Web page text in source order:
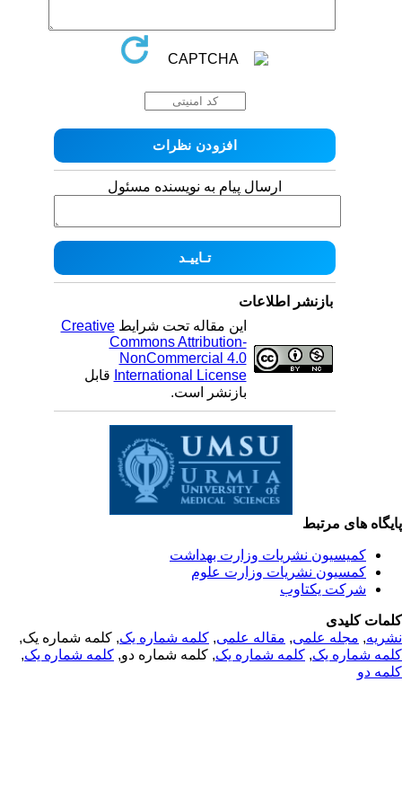
ارسال پیام به نویسنده مسئول
بازنشر اطلاعات
این مقاله تحت شرایطCreative
Commons Attribution-
NonCommercial 4.0
International Licenseقابل
بازنشر است.
های مرتبط
کمیسیون نشریات وزارت بهداشت
کمسیون نشریات وزارت علوم
شرکت یکتاوب
کلیدی
,مجله علمی, مقاله علمی, کلمه شماره یک, کلمه شماره یک,
شماره یک,کلمه شماره یک, کلمه شماره دو,کلمه شماره یک,
دو